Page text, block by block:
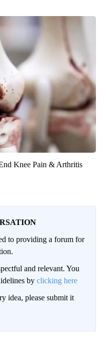
Knee Pain & Arthritis
to providing a forum for
and relevant. You
by clicking here
idea, please submit it